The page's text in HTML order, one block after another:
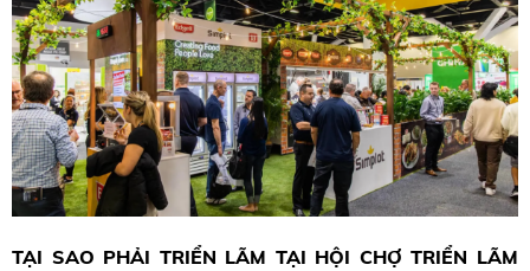
TẠI SAO PHẢI TRIỂN LÃM TẠI HỘI CHỢ TRIỂN LÃM